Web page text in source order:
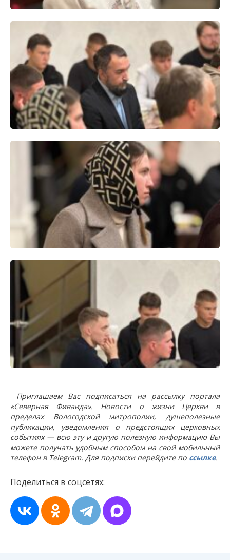
Приглашаем Вас подписаться на рассылку портала
«Северная Фиваида». Новости о жизни Церкви в
пределах Вологодской митрополии, душеполезные
публикации, уведомления о предстоящих церковных
событиях — всю эту и другую полезную информацию Вы
можете получать удобным способом на свой мобильный
телефон в Telegram. Для подписки перейдите по ссылке.
Поделиться в соцсетях: